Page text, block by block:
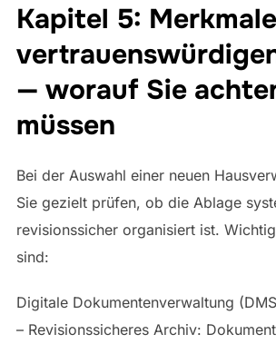
Kapitel 5:
— worauf Sie
müssen
Bei der Auswahl einer neuen
Sie gezielt prüfen, ob die Ablage
revisionssicher organisiert ist.
sind:
Digitale Dokumentenverwaltung
– Revisionssicheres Archiv: